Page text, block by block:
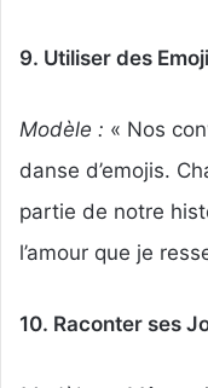
9. Utiliser des
Modèle : « Nos
danse d’emojis.
partie de notre
l’amour que je
10. Raconter ses